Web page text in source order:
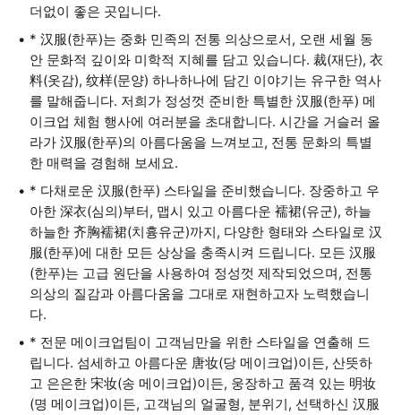
더없이 좋은 곳입니다.
* 汉服(한푸)는 중화 민족의 전통 의상으로서, 오랜 세월 동
안 문화적 깊이와 미학적 지혜를 담고 있습니다. 裁(재단), 衣
料(옷감), 纹样(문양) 하나하나에 담긴 이야기는 유구한 역사
를 말해줍니다. 저희가 정성껏 준비한 특별한 汉服(한푸) 메
이크업 체험 행사에 여러분을 초대합니다. 시간을 거슬러 올
라가 汉服(한푸)의 아름다움을 느껴보고, 전통 문화의 특별
한 매력을 경험해 보세요.
* 다채로운 汉服(한푸) 스타일을 준비했습니다. 장중하고 우
아한 深衣(심의)부터, 맵시 있고 아름다운 襦裙(유군), 하늘
하늘한 齐胸襦裙(치흉유군)까지, 다양한 형태와 스타일로 汉
服(한푸)에 대한 모든 상상을 충족시켜 드립니다. 모든 汉服
(한푸)는 고급 원단을 사용하여 정성껏 제작되었으며, 전통
의상의 질감과 아름다움을 그대로 재현하고자 노력했습니
다.
* 전문 메이크업팀이 고객님만을 위한 스타일을 연출해 드
립니다. 섬세하고 아름다운 唐妆(당 메이크업)이든, 산뜻하
고 은은한 宋妆(송 메이크업)이든, 웅장하고 품격 있는 明妆
(명 메이크업)이든, 고객님의 얼굴형, 분위기, 선택하신 汉服